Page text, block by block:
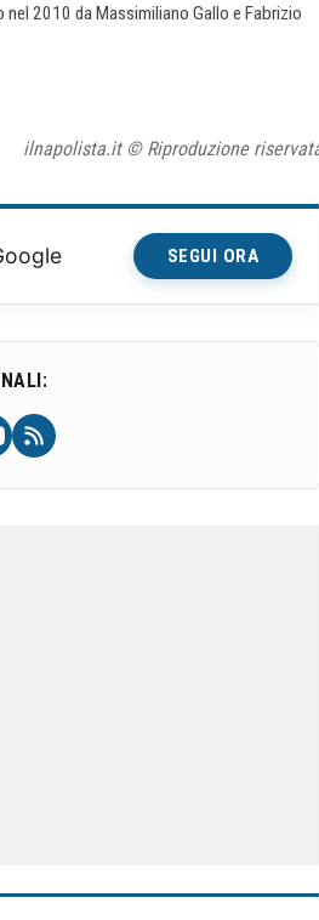
2010 da Massimiliano Gallo e Fabrizio
ilnapolista.it © Riproduzione
SEGUI ORA